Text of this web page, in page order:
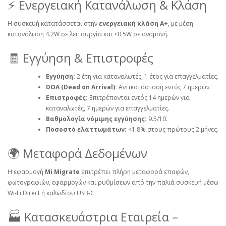
⚡ Ενεργειακή Κατανάλωση & Κλάση
Η συσκευή κατατάσσεται στηνενεργειακή κλάση Α+, με μέση
κατανάλωση 4.2W σε λειτουργία και <0.5W σε αναμονή.
🧾 Εγγύηση & Επιστροφές
Εγγύηση: 2 έτη για καταναλωτές, 1 έτος για επαγγελματίες.
DOA (Dead on Arrival): Αντικατάσταση εντός 7 ημερών.
Επιστροφές: Επιτρέπονται εντός 14 ημερών για
καταναλωτές, 7 ημερών για επαγγελματίες.
Βαθμολογία νόμιμης εγγύησης: 9.5/10.
Ποσοστό ελαττωμάτων: <1.8% στους πρώτους 2 μήνες.
🌍 Μεταφορά Δεδομένων
Η εφαρμογή Mi Migrate επιτρέπει πλήρη μεταφορά επαφών,
φωτογραφιών, εφαρμογών και ρυθμίσεων από την παλιά συσκευή μέσω
Wi‑Fi Direct ή καλωδίου USB‑C.
🏭 Κατασκευάστρια Εταιρεία –